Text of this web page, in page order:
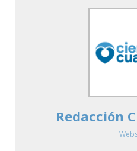
Redacción